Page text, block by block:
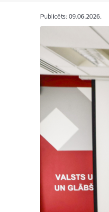
Publicēts: 09.06.2026.